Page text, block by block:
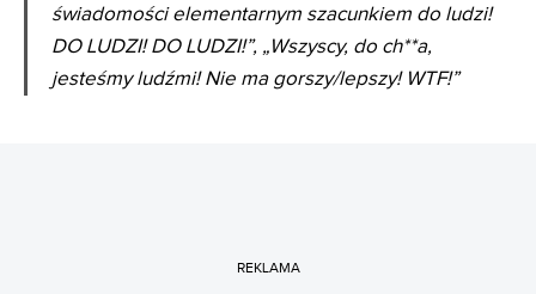
świadomości elementarnym szacunkiem do ludzi!
DO LUDZI! DO LUDZI!”, „Wszyscy, do ch**a,
jesteśmy ludźmi! Nie ma gorszy/lepszy! WTF!”
REKLAMA